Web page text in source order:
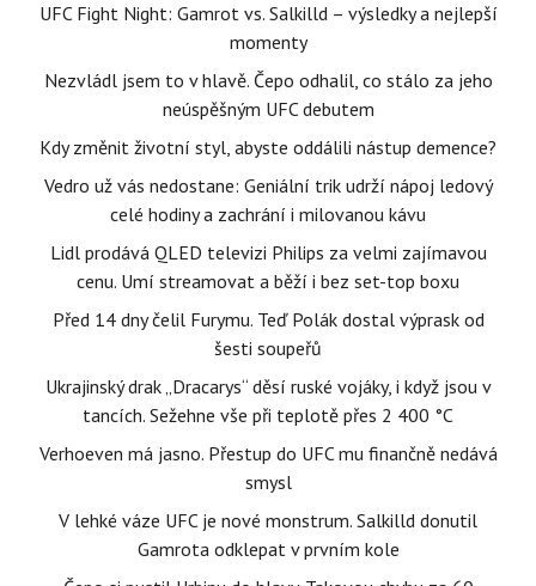
UFC Fight Night: Gamrot vs. Salkilld – výsledky a nejlepší
momenty
Nezvládl jsem to v hlavě. Čepo odhalil, co stálo za jeho
neúspěšným UFC debutem
Kdy změnit životní styl, abyste oddálili nástup demence?
Vedro už vás nedostane: Geniální trik udrží nápoj ledový
celé hodiny a zachrání i milovanou kávu
Lidl prodává QLED televizi Philips za velmi zajímavou
cenu. Umí streamovat a běží i bez set-top boxu
Před 14 dny čelil Furymu. Teď Polák dostal výprask od
šesti soupeřů
Ukrajinský drak „Dracarys“ děsí ruské vojáky, i když jsou v
tancích. Sežehne vše při teplotě přes 2 400 °C
Verhoeven má jasno. Přestup do UFC mu finančně nedává
smysl
V lehké váze UFC je nové monstrum. Salkilld donutil
Gamrota odklepat v prvním kole